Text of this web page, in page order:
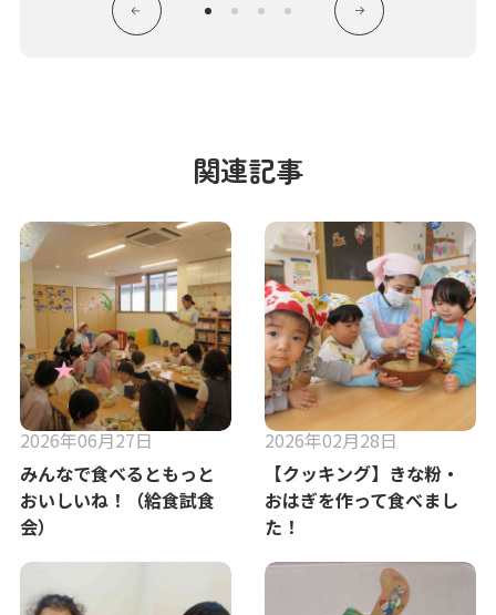
関連記事
2026年06月27日
みんなで食べるともっと
おいしいね！（給食試食
会）
2026年02月28日
【クッキング】きな粉・
おはぎを作って食べまし
た！